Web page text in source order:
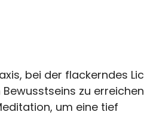
bei der flackerndes
zu
um eine tief